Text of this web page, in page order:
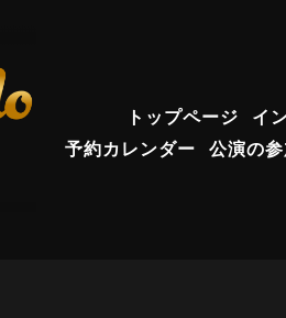
トップページ イ
予約カレンダー 公演の